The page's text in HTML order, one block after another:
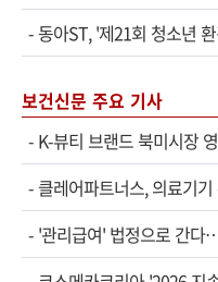
-동아ST, '제21회 청소년
보건신문 주요 기사
- K-뷰티 브랜드 북미시장
- 클레어파트너스, 의료기
- '관리급여' 법정으로 간다